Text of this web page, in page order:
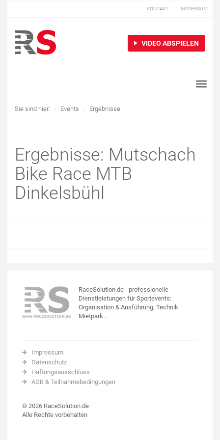
KONTAKT IMPRESSUM
VIDEO ABSPIELEN
Toggle
Sie sind hier: Events Ergebnisse
Ergebnisse: Mutschach
Bike Race MTB
Dinkelsbühl
RaceSolution.de - professionelle
Dienstleistungen für Sportevents:
Organisation & Ausführung, Technik
Mietpark...
Impressum
Datenschutz
Haftungsausschluss
AGB & Teilnahmebedingungen
© 2026 RaceSolution.de
Alle Rechte vorbehalten